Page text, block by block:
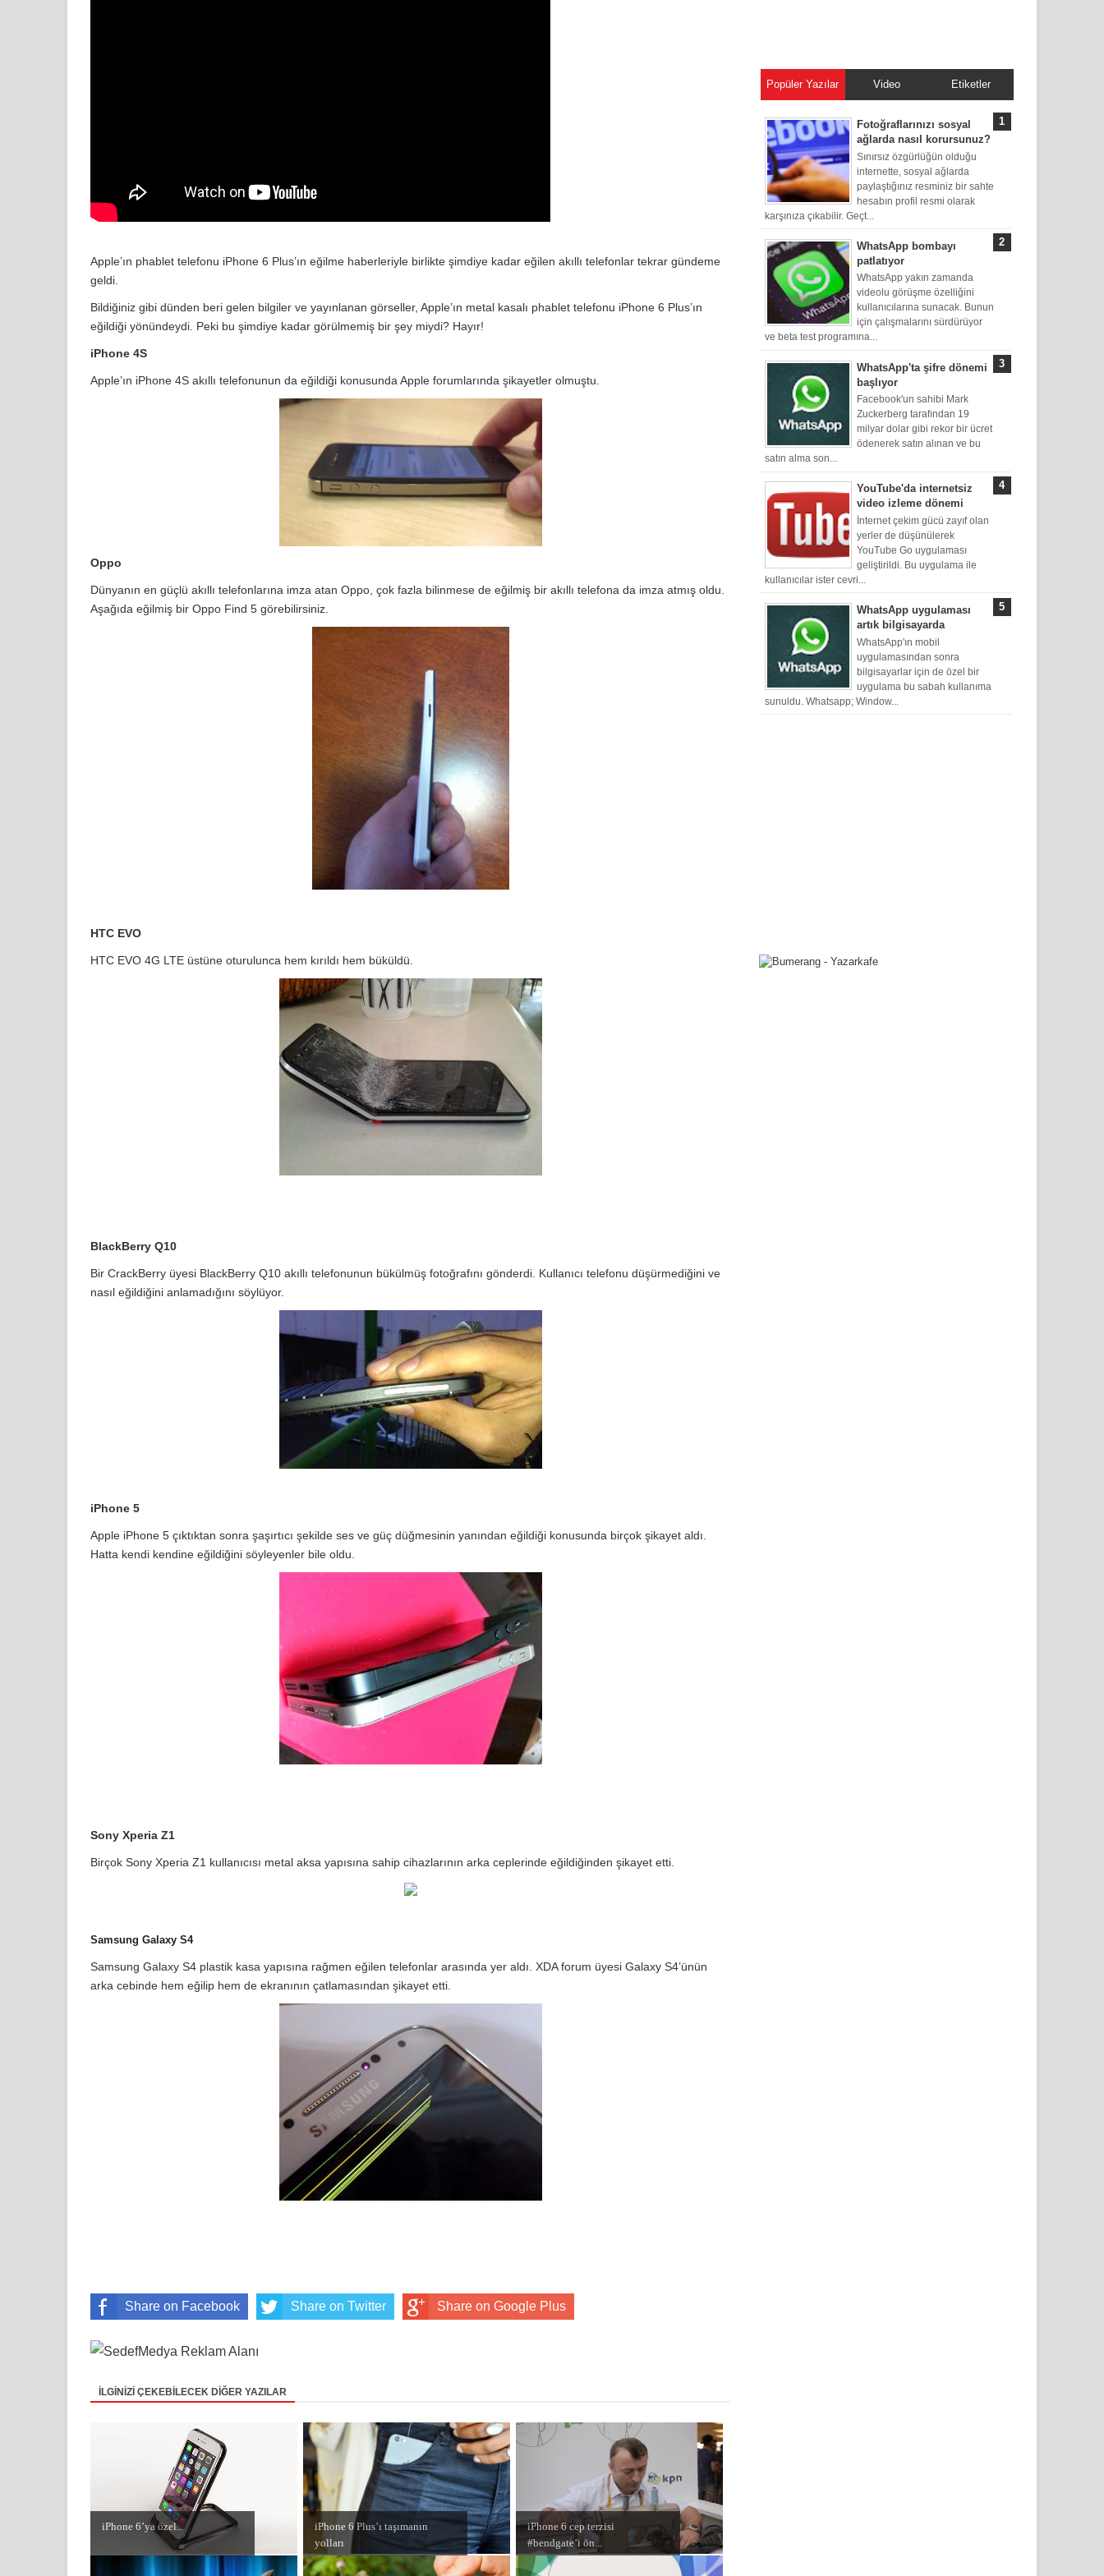
WhatsApp'ta ikili doğrulama yöntemi
WhatsApp'ta bir yeni özellik daha
Apple’ın phablet telefonu iPhone 6 Plus’ın eğilme haberleriyle birlikte şimdiye kadar eğilen akıllı telefonlar tekrar gündeme
geldi.
Bildiğiniz gibi dünden beri gelen bilgiler ve yayınlanan görseller, Apple’ın metal kasalı phablet telefonu iPhone 6 Plus’ın
eğildiği yönündeydi. Peki bu şimdiye kadar görülmemiş bir şey miydi? Hayır!
iPhone 4S
Apple’ın iPhone 4S akıllı telefonunun da eğildiği konusunda Apple forumlarında şikayetler olmuştu.
Oppo
Dünyanın en güçlü akıllı telefonlarına imza atan Oppo, çok fazla bilinmese de eğilmiş bir akıllı telefona da imza atmış oldu.
Aşağıda eğilmiş bir Oppo Find 5 görebilirsiniz.
HTC EVO
HTC EVO 4G LTE üstüne oturulunca hem kırıldı hem büküldü.
BlackBerry Q10
Bir CrackBerry üyesi BlackBerry Q10 akıllı telefonunun bükülmüş fotoğrafını gönderdi. Kullanıcı telefonu düşürmediğini ve
nasıl eğildiğini anlamadığını söylüyor.
iPhone 5
Apple iPhone 5 çıktıktan sonra şaşırtıcı şekilde ses ve güç düğmesinin yanından eğildiği konusunda birçok şikayet aldı.
Hatta kendi kendine eğildiğini söyleyenler bile oldu.
Sony Xperia Z1
Birçok Sony Xperia Z1 kullanıcısı metal aksa yapısına sahip cihazlarının arka ceplerinde eğildiğinden şikayet etti.
Samsung Galaxy S4
Samsung Galaxy S4 plastik kasa yapısına rağmen eğilen telefonlar arasında yer aldı. XDA forum üyesi Galaxy S4’ünün
arka cebinde hem eğilip hem de ekranının çatlamasından şikayet etti.
Share on Facebook Share on Twitter Share on Google Plus
İLGİNİZİ ÇEKEBİLECEK DİĞER YAZILAR
iPhone 6’ya özel...
iPhone 6 Plus’ı taşımanın
yolları
iPhone 6 cep terzisi
#bendgate’i ön...
Popüler Yazılar Video Etiketler
Fotoğraflarınızı sosyal
ağlarda nasıl korursunuz?
Sınırsız özgürlüğün olduğu
internette, sosyal ağlarda
paylaştığınız resminiz bir sahte
hesabın profil resmi olarak
karşınıza çıkabilir. Geçt...
WhatsApp bombayı
patlatıyor
WhatsApp yakın zamanda
videolu görüşme özelliğini
kullanıcılarına sunacak. Bunun
için çalışmalarını sürdürüyor
ve beta test programına...
WhatsApp'ta şifre dönemi
başlıyor
Facebook'un sahibi Mark
Zuckerberg tarafından 19
milyar dolar gibi rekor bir ücret
ödenerek satın alınan ve bu
satın alma son...
YouTube'da internetsiz
video izleme dönemi
İnternet çekim gücü zayıf olan
yerler de düşünülerek
YouTube Go uygulaması
geliştirildi. Bu uygulama ile
kullanıcılar ister cevri...
WhatsApp uygulaması
artık bilgisayarda
WhatsApp'ın mobil
uygulamasından sonra
bilgisayarlar için de özel bir
uygulama bu sabah kullanıma
sunuldu. Whatsapp; Window...